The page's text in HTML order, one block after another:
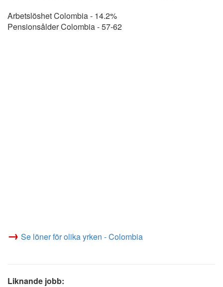
Arbetslöshet Colombia - 14.2%
Pensionsålder Colombia - 57-62
→ Se löner för olika yrken - Colombia
Liknande jobb: